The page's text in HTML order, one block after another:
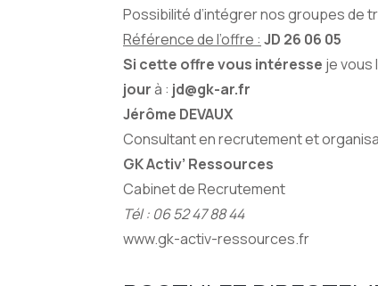
Possibilité d’intégrer nos groupes de
Référence de l’offre : JD 26 06 05
Si cette offre vous intéresse je vous
jourà : jd@gk-ar.fr
Jérôme DEVAUX
Consultant en recrutement et
GK Activ’ Ressources
Cabinet de Recrutement
Tél : 06 52 47 88 44
www.gk-activ-ressources.fr